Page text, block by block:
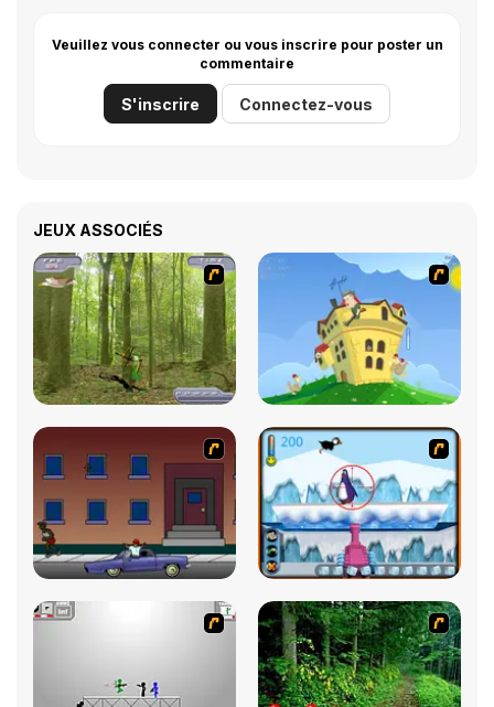
Veuillez vous connecter ou vous inscrire pour poster un
commentaire
S'inscrire Connectez-vous
JEUX ASSOCIÉS